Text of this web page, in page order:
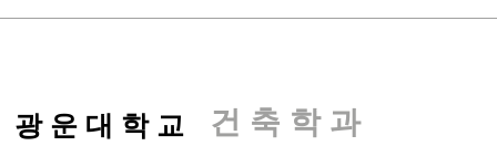
광 운 대 학 교 건 축 학 과